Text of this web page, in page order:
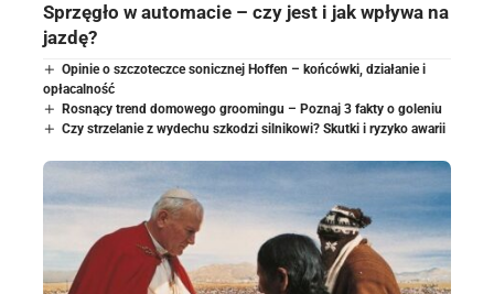
Sprzęgło w automacie – czy jest i jak wpływa na
jazdę?
Opinie o szczoteczce sonicznej Hoffen – końcówki, działanie i
opłacalność
Rosnący trend domowego groomingu – Poznaj 3 fakty o goleniu
Czy strzelanie z wydechu szkodzi silnikowi? Skutki i ryzyko awarii